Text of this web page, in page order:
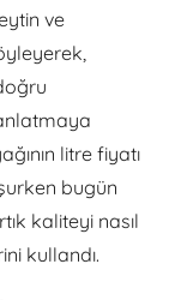
ve
litre fiyatı
bugün
kaliteyi nasıl
kullandı.